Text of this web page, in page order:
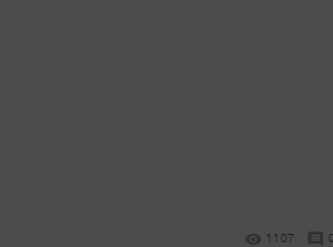
1107 0